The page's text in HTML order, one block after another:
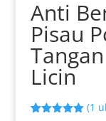
Anti
Pisau
Licin
(1